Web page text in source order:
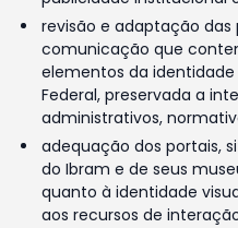
revisão e adaptação das
comunicação que
elementos da
Federal, preservada a
administrativos,
adequação dos portais,
do Ibram e de seus
quanto à identidade
aos recursos de